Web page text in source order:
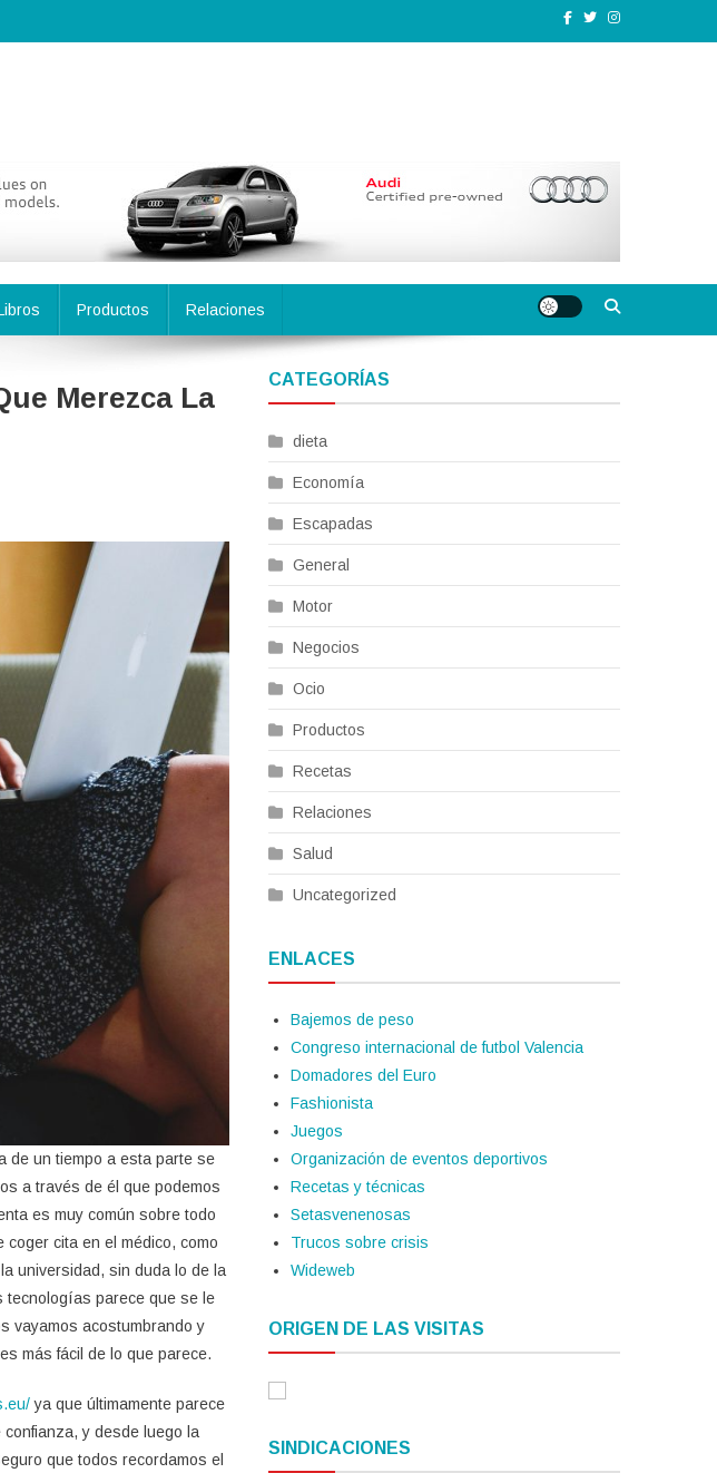
Productos Relaciones
Merezca La
de un tiempo a esta parte se
a través de él que podemos
es muy común sobre todo
cita en el médico, como
universidad, sin duda lo de la
tecnologías parece que se le
vayamos acostumbrando y
más fácil de lo que parece.
ya que últimamente parece
y desde luego la
que todos recordamos el
CATEGORÍAS
dieta
Economía
Escapadas
General
Motor
Negocios
Ocio
Productos
Recetas
Relaciones
Salud
Uncategorized
ENLACES
Bajemos de peso
Congreso internacional de futbol Valencia
Domadores del Euro
Fashionista
Juegos
Organización de eventos deportivos
Recetas y técnicas
Setasvenenosas
Trucos sobre crisis
Wideweb
ORIGEN DE LAS VISITAS
SINDICACIONES